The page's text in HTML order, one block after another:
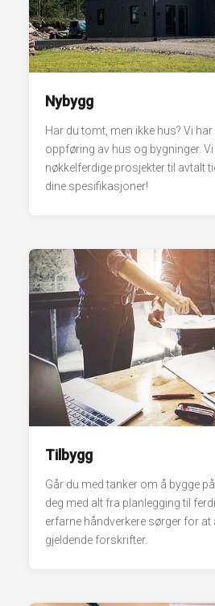
Nybygg
Har du tomt, men ikke hus? Vi
oppføring av hus og bygninger. Vi
nøkkelferdige prosjekter til avtalt
dine spesifikasjoner!
Tilbygg
Går du med tanker om å bygge
deg med alt fra planlegging til
erfarne håndverkere sørger for at
gjeldende forskrifter.